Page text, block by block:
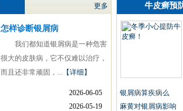
更多
怎样诊断银屑病
我们都知道银屑病是一种危害
很大的皮肤病，它不仅难以治疗，
而且还非常顽固，... 【详细】
2026-06-05
2026-05-19
牛皮癣预
银屑病算疾病么
麻黄对银屑病影响